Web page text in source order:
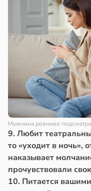
Мужчина ревниво
9. Любит
то «уходит в ночь»,
наказывает
прочувствовали
10. Питается